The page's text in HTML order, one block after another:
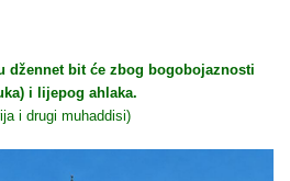
džennet bit će zbog bogobojaznosti
i lijepog ahlaka.
i drugi muhaddisi)